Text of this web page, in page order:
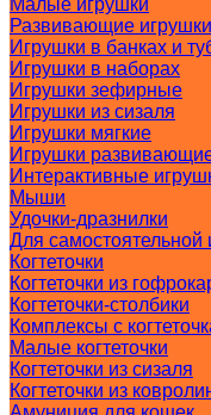
Малые игрушки
Развивающие
Игрушки в банках и
Игрушки в наборах
Игрушки зефирные
Игрушки из сизаля
Игрушки мягкие
Игрушки
Интерактивные
Мыши
Удочки-дразнилки
Для самостоятельной
Когтеточки
Когтеточки из
Когтеточки-столбики
Комплексы с
Малые когтеточки
Когтеточки из сизаля
Когтеточки из